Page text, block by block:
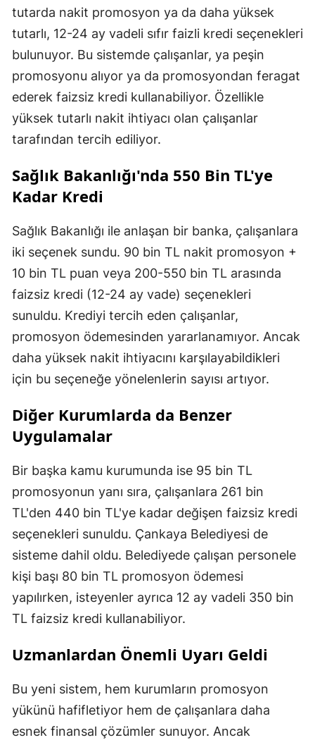
tutarda nakit promosyon ya da daha yüksek
tutarlı, 12-24 ay vadeli sıfır faizli kredi seçenekleri
bulunuyor. Bu sistemde çalışanlar, ya peşin
promosyonu alıyor ya da promosyondan feragat
ederek faizsiz kredi kullanabiliyor. Özellikle
yüksek tutarlı nakit ihtiyacı olan çalışanlar
tarafından tercih ediliyor.
Sağlık Bakanlığı'nda 550 Bin TL'ye
Kadar Kredi
Sağlık Bakanlığı ile anlaşan bir banka, çalışanlara
iki seçenek sundu. 90 bin TL nakit promosyon +
10 bin TL puan veya 200-550 bin TL arasında
faizsiz kredi (12-24 ay vade) seçenekleri
sunuldu. Krediyi tercih eden çalışanlar,
promosyon ödemesinden yararlanamıyor. Ancak
daha yüksek nakit ihtiyacını karşılayabildikleri
için bu seçeneğe yönelenlerin sayısı artıyor.
Diğer Kurumlarda da Benzer
Uygulamalar
Bir başka kamu kurumunda ise 95 bin TL
promosyonun yanı sıra, çalışanlara 261 bin
TL'den 440 bin TL'ye kadar değişen faizsiz kredi
seçenekleri sunuldu. Çankaya Belediyesi de
sisteme dahil oldu. Belediyede çalışan personele
kişi başı 80 bin TL promosyon ödemesi
yapılırken, isteyenler ayrıca 12 ay vadeli 350 bin
TL faizsiz kredi kullanabiliyor.
Uzmanlardan Önemli Uyarı Geldi
Bu yeni sistem, hem kurumların promosyon
yükünü hafifletiyor hem de çalışanlara daha
esnek finansal çözümler sunuyor. Ancak